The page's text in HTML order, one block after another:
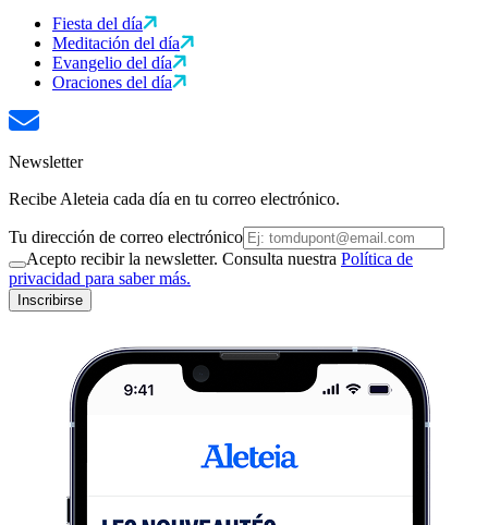
Fiesta del día
Meditación del día
Evangelio del día
Oraciones del día
Newsletter
Recibe Aleteia cada día en tu correo electrónico.
Tu dirección de correo electrónico
Acepto recibir la newsletter. Consulta nuestra Política de
privacidad para saber más.
Inscribirse